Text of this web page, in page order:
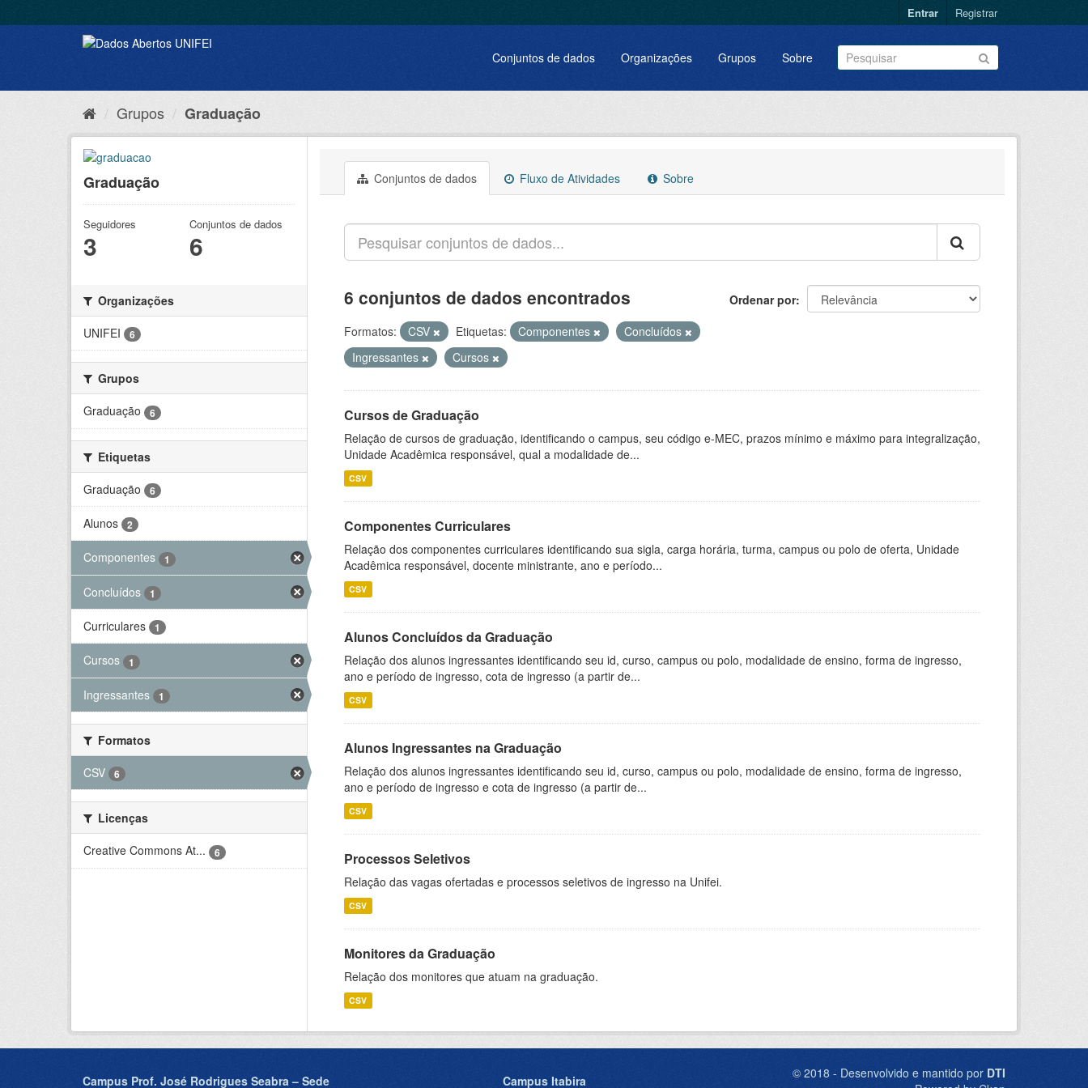
Entrar Registrar
Conjuntos de dados Organizações Grupos Sobre
Grupos Graduação
Graduação
Seguidores
3
Conjuntos de dados
6
Organizações
UNIFEI
6
Grupos
Graduação
6
Etiquetas
Graduação
6
Alunos 2
Componentes 1
Concluídos 1
Curriculares 1
Cursos 1
Ingressantes 1
Formatos
CSV
6
Licenças
Creative Commons At...
6
Conjuntos de dados Fluxo de Atividades Sobre
Ordenar por
6 conjuntos de dados encontrados
Formatos: CSV Etiquetas: Componentes
Concluídos
Ingressantes
Cursos
Cursos de Graduação
Relação de cursos de graduação, identificando o campus, seu código e-MEC, prazos mínimo e máximo para integralização,
Unidade Acadêmica responsável, qual a modalidade de...
CSV
Componentes Curriculares
Relação dos componentes curriculares identificando sua sigla, carga horária, turma, campus ou polo de oferta, Unidade
Acadêmica responsável, docente ministrante, ano e período...
CSV
Alunos Concluídos da Graduação
Relação dos alunos ingressantes identificando seu id, curso, campus ou polo, modalidade de ensino, forma de ingresso,
ano e período de ingresso, cota de ingresso (a partir de...
CSV
Alunos Ingressantes na Graduação
Relação dos alunos ingressantes identificando seu id, curso, campus ou polo, modalidade de ensino, forma de ingresso,
ano e período de ingresso e cota de ingresso (a partir de...
CSV
Processos Seletivos
Relação das vagas ofertadas e processos seletivos de ingresso na Unifei.
CSV
Monitores da Graduação
Relação dos monitores que atuam na graduação.
CSV
Campus Prof. José Rodrigues Seabra – Sede Campus Itabira © 2018 - Desenvolvido e mantido por DTI